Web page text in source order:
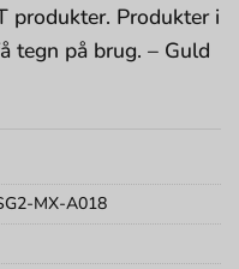
produkter. Produkter i
tegn på brug. – Guld
MX-A018